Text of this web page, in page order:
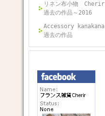
リネン布小物 Cherir
過去の作品～2016
Accessory kanakana
過去の作品